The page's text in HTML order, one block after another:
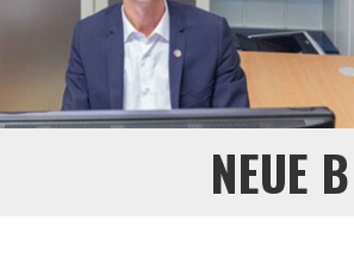
NEUE